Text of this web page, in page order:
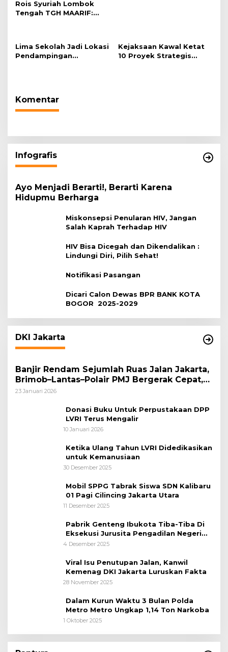
Rois Syuriah Lombok
Tengah TGH MAARIF:
Lima Sekolah Jadi Lokasi
Pendampingan
Kejaksaan Kawal Ketat
10 Proyek Strategis
Komentar
Infografis
Ayo Menjadi Berarti!, Berarti Karena
Hidupmu Berharga
Miskonsepsi Penularan HIV, Jangan
Salah Kaprah Terhadap HIV
HIV Bisa Dicegah dan Dikendalikan :
Lindungi Diri, Pilih Sehat!
Notifikasi Pasangan
Dicari Calon Dewas BPR BANK KOTA
BOGOR 2025-2029
DKI Jakarta
Banjir Rendam Sejumlah Ruas Jalan Jakarta,
Brimob–Lantas–Polair PMJ Bergerak Cepat,
Polri Siagakan 128.247 Personel Secara
23 Januari 2026
Donasi Buku Untuk Perpustakaan DPP
LVRI Terus Mengalir
10 Januari 2026
Ketika Ulang Tahun LVRI Didedikasikan
untuk Kemanusiaan
30 Desember 2025
Mobil SPPG Tabrak Siswa SDN Kalibaru
01 Pagi Cilincing Jakarta Utara
11 Desember 2025
Pabrik Genteng Ibukota Tiba-Tiba Di
Eksekusi Jurusita Pengadilan Negeri
Tangerang, Diduga Cacat Hukum Sejak
4 Desember 2025
Viral Isu Penutupan Jalan, Kanwil
Kemenag DKI Jakarta Luruskan Fakta
28 November 2025
Dalam Kurun Waktu 3 Bulan Polda
Metro Metro Ungkap 1,14 Ton Narkoba
1 Oktober 2025